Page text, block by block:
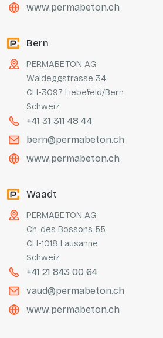
www.permabeton.ch
Bern
PERMABETON AG
Waldeggstrasse 34
CH-3097 Liebefeld/Bern
Schweiz
+41 31 311 48 44
bern@permabeton.ch
www.permabeton.ch
Waadt
PERMABETON AG
Ch. des Bossons 55
CH-1018 Lausanne
Schweiz
+41 21 843 00 64
vaud@permabeton.ch
www.permabeton.ch